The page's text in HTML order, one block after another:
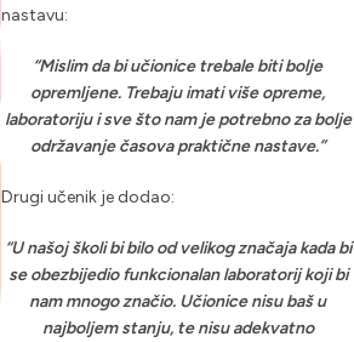
nastavu:
“Mislim da bi učionice trebale biti bolje
opremljene. Trebaju imati više opreme,
laboratoriju i sve što nam je potrebno za bolje
održavanje časova praktične nastave.”
Drugi učenik je dodao:
“U našoj školi bi bilo od velikog značaja kada bi
se obezbijedio funkcionalan laboratorij koji bi
nam mnogo značio. Učionice nisu baš u
najboljem stanju, te nisu adekvatno